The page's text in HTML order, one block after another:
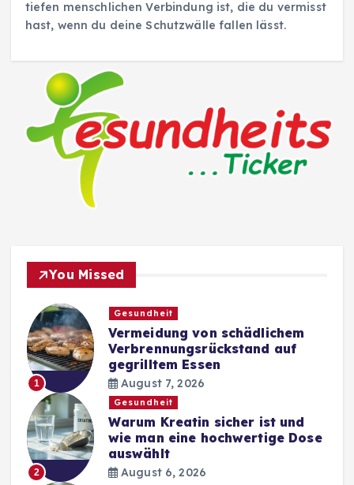
tiefen menschlichen Verbindung ist, die du vermisst
hast, wenn du deine Schutzwälle fallen lässt.
You Missed
1
Gesundheit
Vermeidung von schädlichem
Verbrennungsrückstand auf
gegrilltem Essen
August 7, 2026
2
Gesundheit
Warum Kreatin sicher ist und
wie man eine hochwertige Dose
auswählt
August 6, 2026